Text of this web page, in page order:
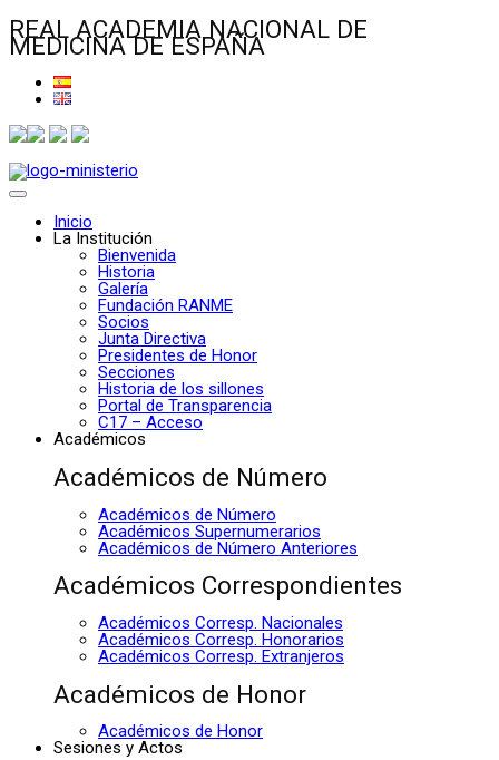
REAL ACADEMIA NACIONAL DE
MEDICINA DE ESPAÑA
Inicio
La Institución
Bienvenida
Historia
Galería
Fundación RANME
Socios
Junta Directiva
Presidentes de Honor
Secciones
Historia de los sillones
Portal de Transparencia
C17 – Acceso
Académicos
Académicos de Número
Académicos de Número
Académicos Supernumerarios
Académicos de Número Anteriores
Académicos Correspondientes
Académicos Corresp. Nacionales
Académicos Corresp. Honorarios
Académicos Corresp. Extranjeros
Académicos de Honor
Académicos de Honor
Sesiones y Actos